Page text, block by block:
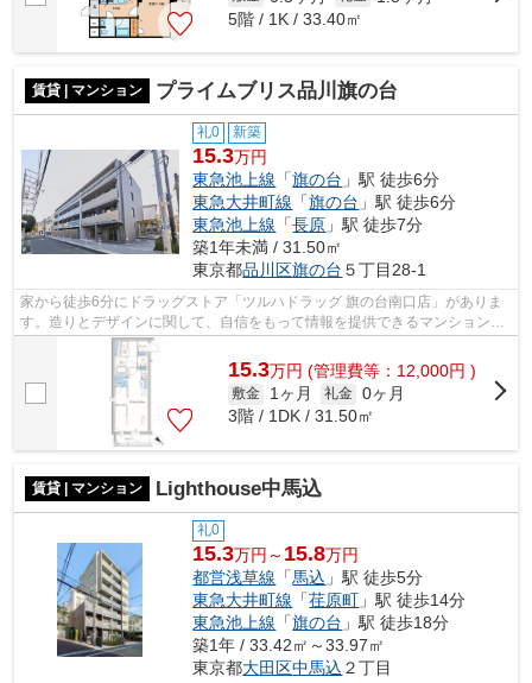
5階 / 1K / 33.40㎡
賃貸 | マンション プライムブリス品川旗の台
礼0 新築
15.3万円
東急池上線 「旗の台 」駅 徒歩6分
東急大井町線 「旗の台 」駅 徒歩6分
東急池上線 「長原 」駅 徒歩7分
築1年未満 / 31.50㎡
東京都品川区旗の台 ５丁目28-1
家から徒歩6分にドラッグストア「ツルハドラッグ 旗の台南口店」がありま
す。造りとデザインに関して、自信をもって情報を提供できるマンションで
す。外観タイル張りなので、年月とと...
15.3万円 (管理費等：12,000円 )
敷金 1ヶ月 礼金 0ヶ月
3階 / 1DK / 31.50㎡
賃貸 | マンション Lighthouse中馬込
礼0
15.3万円～ 15.8万円
都営浅草線 「馬込 」駅 徒歩5分
東急大井町線 「荏原町 」駅 徒歩14分
東急池上線 「旗の台 」駅 徒歩18分
築1年 / 33.42㎡～33.97㎡
東京都大田区中馬込 ２丁目